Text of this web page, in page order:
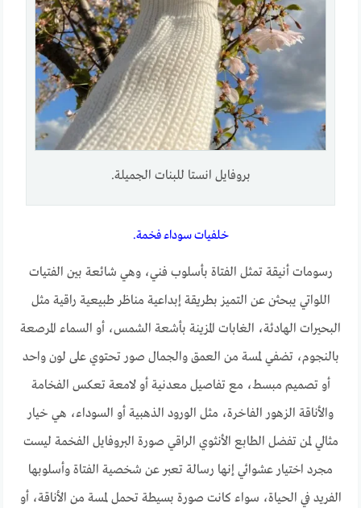
بروفايل انستا للبنات الجميلة.
خلفيات سوداء فخمة.
رسومات أنيقة تمثل الفتاة بأسلوب فني، وهي شائعة بين الفتيات
اللواتي يبحثن عن التميز بطريقة إبداعية مناظر طبيعية راقية مثل
البحيرات الهادئة، الغابات المزينة بأشعة الشمس، أو السماء المرصعة
بالنجوم، تضفي لمسة من العمق والجمال صور تحتوي على لون واحد
أو تصميم مبسط، مع تفاصيل معدنية أو لامعة تعكس الفخامة
والأناقة الزهور الفاخرة، مثل الورود الذهبية أو السوداء، هي خيار
مثالي لمن تفضل الطابع الأنثوي الراقي صورة البروفايل الفخمة ليست
مجرد اختيار عشوائي إنها رسالة تعبر عن شخصية الفتاة وأسلوبها
الفريد في الحياة، سواء كانت صورة بسيطة تحمل لمسة من الأناقة، أو